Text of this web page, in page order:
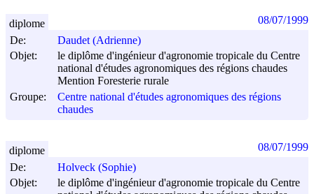
De:
Daudet (Adrienne)
Objet:
le diplôme d'ingénieur d'agronomie tropicale du Centre
national d'études agronomiques des régions chaudes
Mention Foresterie rurale
Groupe:
Centre national d'études agronomiques des régions
chaudes
diplome 08/07/1999
De:
Holveck (Sophie)
Objet:
le diplôme d'ingénieur d'agronomie tropicale du Centre
diplome 08/07/1999